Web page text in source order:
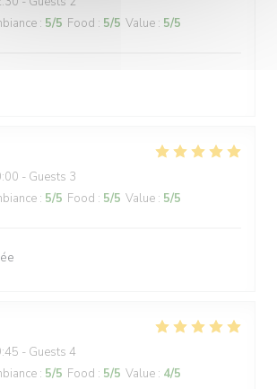
: 5/5 Food : 5/5 Value : 5/5
- Guests 3
: 5/5 Food : 5/5 Value : 5/5
- Guests 4
: 5/5 Food : 5/5 Value : 4/5